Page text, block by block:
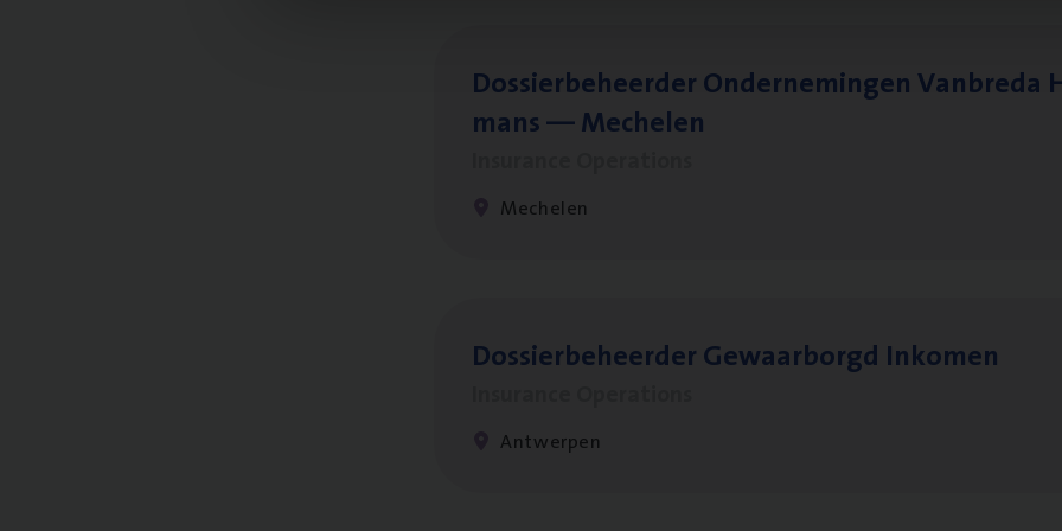
Dos­sier­be­heer­der Onder­ne­min­gen Van­b­re­da
mans — Mechelen
Mechelen
Dos­sier­be­heer­der Gewaar­borgd Inkomen
Antwerpen